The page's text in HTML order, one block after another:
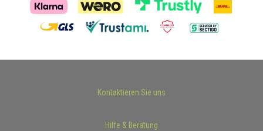
Kontaktieren Sie uns
Hilfe & Beratung